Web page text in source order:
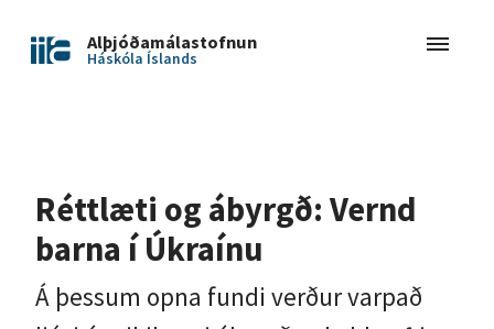
Alþjóðamálastofnun
Háskóla Íslands
Réttlæti og ábyrgð: Vernd
barna í Úkraínu
Á þessum opna fundi verður varpað